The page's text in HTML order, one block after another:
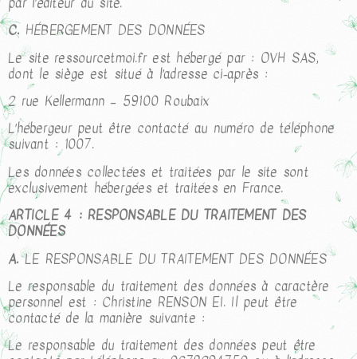
C.HÉBERGEMENT DES DONNÉES
Le site ressourcetmoi.fr est hébergé par : OVH SAS,
dont le siège est situé à l’adresse ci-après :
2 rue Kellermann – 59100 Roubaix
L’hébergeur peut être contacté au numéro de téléphone
suivant : 1007.
Les données collectées et traitées par le site sont
exclusivement hébergées et traitées en France.
ARTICLE 4 : RESPONSABLE DU TRAITEMENT DES
DONNÉES
A.LE RESPONSABLE DU TRAITEMENT DES DONNÉES
Le responsable du traitement des données à caractère
personnel est : Christine RENSON EI. Il peut être
contacté de la manière suivante :
Le responsable du traitement des données peut être